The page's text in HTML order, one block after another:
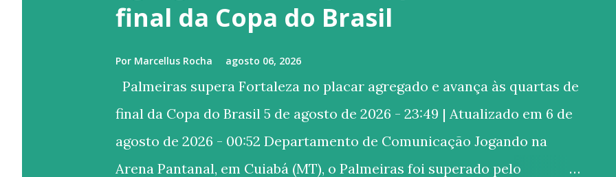
final da Copa do Brasil
Por Marcellus Rocha agosto 06, 2026
Palmeiras supera Fortaleza no placar agregado e avança às quartas de
final da Copa do Brasil 5 de agosto de 2026 - 23:49 | Atualizado em 6 de
agosto de 2026 - 00:52 Departamento de Comunicação Jogando na
Arena Pantanal, em Cuiabá (MT), o Palmeiras foi superado pelo